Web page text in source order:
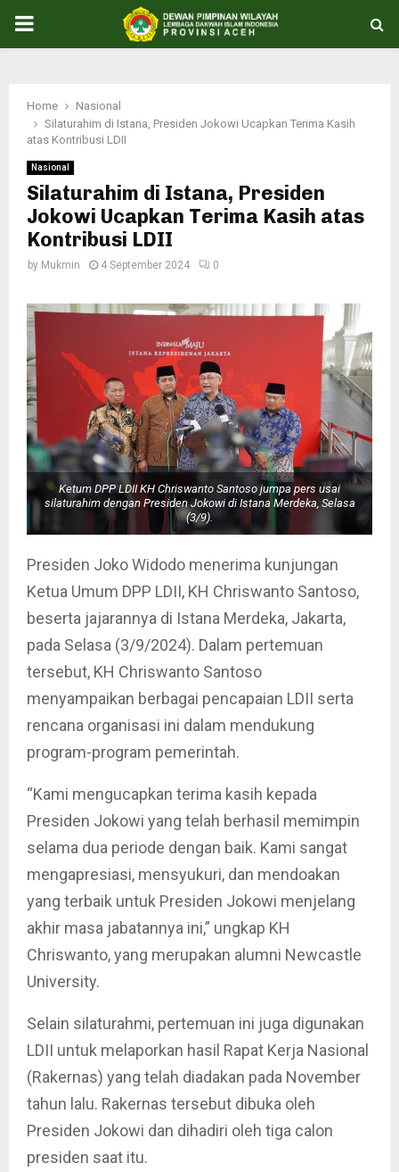
PRIMARY
Home
Nasional
Silaturahim di Istana, Presiden Jokowi Ucapkan Terima Kasih
atas Kontribusi LDII
Nasional
Silaturahim di Istana, Presiden
Jokowi Ucapkan Terima Kasih atas
Kontribusi LDII
by Mukmin 4 September 2024 0
Ketum DPP LDII KH Chriswanto Santoso jumpa pers usai
silaturahim dengan Presiden Jokowi di Istana Merdeka, Selasa
(3/9).
Presiden Joko Widodo menerima kunjungan
Ketua Umum DPP LDII, KH Chriswanto Santoso,
beserta jajarannya di Istana Merdeka, Jakarta,
pada Selasa (3/9/2024). Dalam pertemuan
tersebut, KH Chriswanto Santoso
menyampaikan berbagai pencapaian LDII serta
rencana organisasi ini dalam mendukung
program-program pemerintah.
“Kami mengucapkan terima kasih kepada
Presiden Jokowi yang telah berhasil memimpin
selama dua periode dengan baik. Kami sangat
mengapresiasi, mensyukuri, dan mendoakan
yang terbaik untuk Presiden Jokowi menjelang
akhir masa jabatannya ini,” ungkap KH
Chriswanto, yang merupakan alumni Newcastle
University.
Selain silaturahmi, pertemuan ini juga digunakan
LDII untuk melaporkan hasil Rapat Kerja Nasional
(Rakernas) yang telah diadakan pada November
tahun lalu. Rakernas tersebut dibuka oleh
Presiden Jokowi dan dihadiri oleh tiga calon
presiden saat itu.